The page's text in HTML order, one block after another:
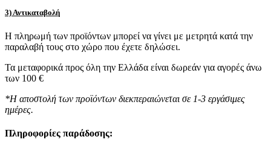
3) Αντικαταβολή
Η πληρωμή των προϊόντων μπορεί να γίνει με μετρητά κατά την
παραλαβή τους στο χώρο που έχετε δηλώσει.
Τα μεταφορικά προς όλη την Ελλάδα είναι δωρεάν για αγορές άνω
των 100 €
*Η αποστολή των προϊόντων διεκπεραιώνεται σε 1-3 εργάσιμες
ημέρες.
Πληροφορίες παράδοσης: